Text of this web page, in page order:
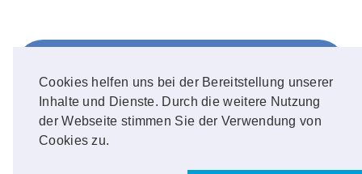
Cookies helfen uns bei der Bereitstellung unserer
Inhalte und Dienste. Durch die weitere Nutzung
der Webseite stimmen Sie der Verwendung von
Cookies zu.
FOLLOW ME!
Instagram
OUR PHOTOS!